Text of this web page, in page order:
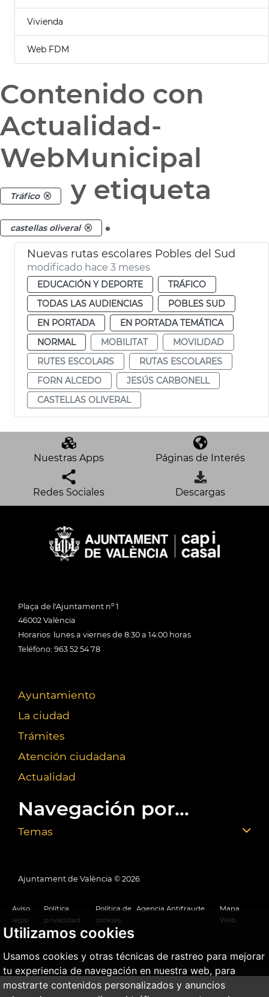
Utilizamos cookies
Usamos cookies y otras técnicas de rastreo para mejorar
tu experiencia de navegación en nuestra web, para
mostrarte contenidos personalizados y anuncios
Vivienda
Web FDM
Contenido con
Actualidad-
WebMunicipal
Tráfico y etiqueta
castellas oliveral .
Nuevas rutas escolares Pobles del Sud
modificado hace 3 meses
EDUCACIÓN Y DEPORTE
TRÁFICO
TODAS LAS AUDIENCIAS
POBLES SUD
EN PORTADA
EN PORTADA TEMÁTICA
NORMAL
MOBILITAT
MOVILIDAD
RUTES ESCOLARS
RUTAS ESCOLARES
FORN ALCEDO
JESÚS CARBONELL
CASTELLAS OLIVERAL
Nuestras Apps Páginas de Interés
Redes Sociales Descargas
Plaça de l'Ajuntament nº 1
46002 València
Horarios: lunes a viernes de 8:30 a 14:00 horas
Teléfono: 963 52 54 78
Ayuntamiento
La ciudad
Trámites
Atención ciudadana
Actualidad
Navegación por...
Temas
Ajuntament de València © 2026
Aviso
legal
Política
privacidad
Política de
cookies
Agencia Antifraude
Mapa
Web